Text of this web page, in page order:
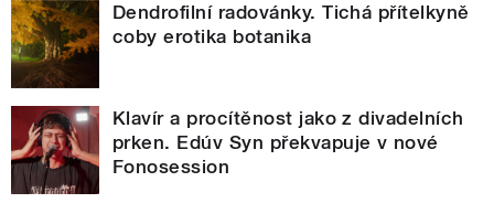
Dendrofilní radovánky. Tichá přítelkyně
coby erotika botanika
Klavír a procítěnost jako z divadelních
prken. Edúv Syn překvapuje v nové
Fonosession